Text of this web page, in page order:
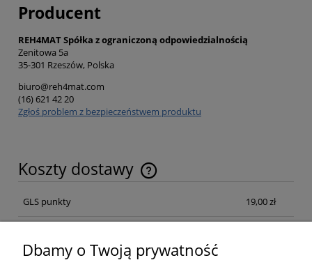
Producent
REH4MAT Spółka z ograniczoną odpowiedzialnością
Zenitowa 5a
35-301 Rzeszów, Polska
biuro@reh4mat.com
(16) 621 42 20
Zgłoś problem z bezpieczeństwem produktu
Koszty dostawy
Cena nie zawiera ewentualnych kosztów płatności
GLS punkty
19,00 zł
Kurier GLS Poland Pobraniowa
Dbamy o Twoją prywatność